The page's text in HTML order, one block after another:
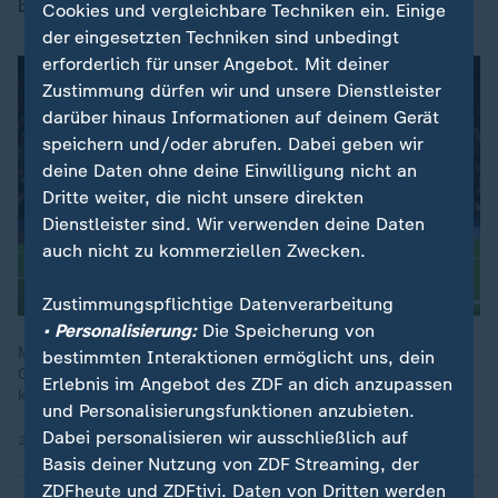
blitzschnell unten und parierte stark.
Manchester City hat ein frühes Aus gerade so abgewendet.
Gegen den FC Brügge gerät die Guardioa-Elf in Rückstand,
kommt aber zurück und rettet sich in die Play-off-Runde.
29.01.2025 | 2:59 min
Cookies und vergleichbare Techniken ein. Einige
der eingesetzten Techniken sind unbedingt
erforderlich für unser Angebot. Mit deiner
Zustimmung dürfen wir und unsere Dienstleister
darüber hinaus Informationen auf deinem Gerät
speichern und/oder abrufen. Dabei geben wir
deine Daten ohne deine Einwilligung nicht an
Dritte weiter, die nicht unsere direkten
Dienstleister sind. Wir verwenden deine Daten
auch nicht zu kommerziellen Zwecken.
Zustimmungspflichtige Datenverarbeitung
• Personalisierung:Die Speicherung von
bestimmten Interaktionen ermöglicht uns, dein
Erlebnis im Angebot des ZDF an dich anzupassen
und Personalisierungsfunktionen anzubieten.
Dabei personalisieren wir ausschließlich auf
Basis deiner Nutzung von ZDF Streaming, der
ZDFheute und ZDFtivi. Daten von Dritten werden